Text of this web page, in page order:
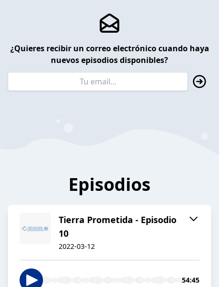
¿Quieres recibir un correo electrónico cuando haya
nuevos episodios disponibles?
Episodios
Tierra Prometida - Episodio
10
2022-03-12
54:45